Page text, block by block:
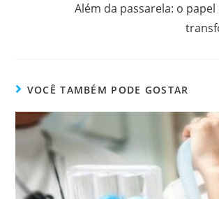
Além da passarela: o
VOCÊ TAMBÉM PODE GOSTAR